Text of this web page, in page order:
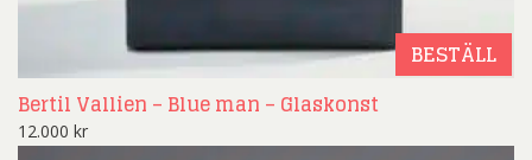
BESTÄLL
Bertil Vallien – Blue man – Glaskonst
12.000 kr